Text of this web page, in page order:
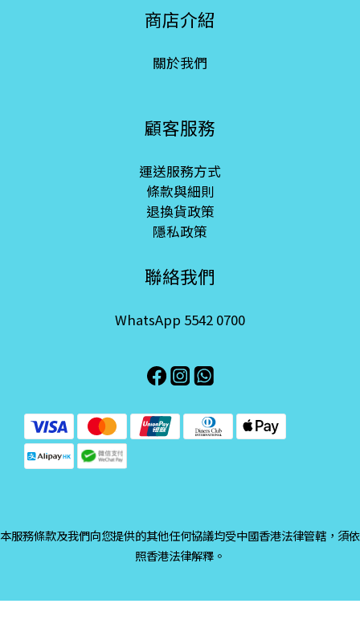
商店介紹
關於我們
顧客服務
運送服務方式
條款與細則
退換貨政策
隱私政策
聯絡我們
WhatsApp 5542 0700
本服務條款及我們向您提供的其他任何協議均受中國香港法律管轄，須依
照香港法律解釋。